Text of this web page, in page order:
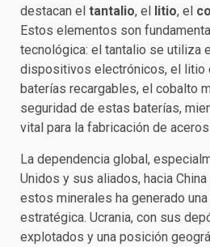
destacan el tantalio, el litio, el
Estos elementos son
tecnológica: el tantalio se utiliza
dispositivos electrónicos, el litio
baterías recargables, el cobalto
seguridad de estas baterías,
vital para la fabricación de
La dependencia global,
Unidos y sus aliados, hacia
estos minerales ha generado
estratégica. Ucrania, con sus
explotados y una posición